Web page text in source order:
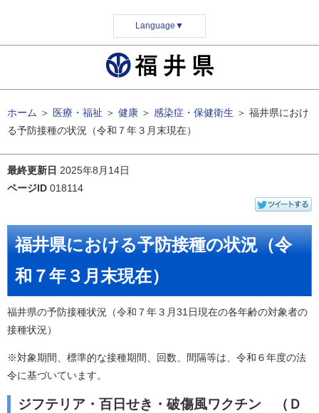
Language ▼
ホーム ＞ 医療・福祉 ＞ 健康 ＞ 感染症・保健衛生 ＞ 福井県におけ
る予防接種の状況（令和７年３月末現在）
最終更新日 2025年8月14日
ページID 018114
福井県における予防接種の状況（令
和７年３月末現在）
福井県の予防接種状況（令和７年３月31日現在の各年齢の対象者の
接種状況）
※対象期間、標準的な接種期間、回数、間隔等は、令和６年度の法
令に基づいています。
ジフテリア・百日せき・破傷風ワクチン （Ｄ